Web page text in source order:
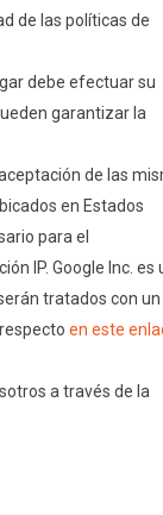
de las políticas de
debe efectuar su
garantizar la
de las
en Estados
para el
IP. Google Inc. es
tratados con un
respectoen este
a través de la